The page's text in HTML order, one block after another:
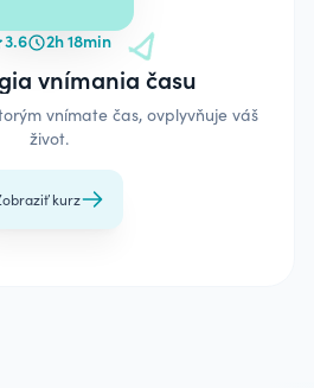
3.6 2h 18min
vnímania času
vnímate čas, ovplyvňuje váš
život.
kurz